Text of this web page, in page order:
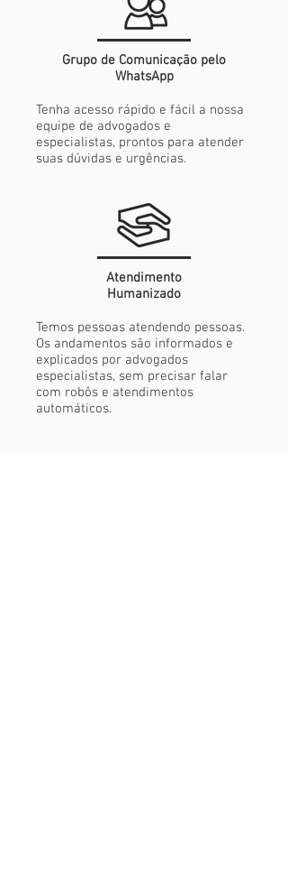
Grupo de Comunicação pelo
WhatsApp
Tenha acesso rápido e fácil a nossa
equipe de advogados e
especialistas, prontos para atender
suas dúvidas e urgências.
Atendimento
Humanizado
Temos pessoas atendendo pessoas.
Os andamentos são informados e
explicados por advogados
especialistas, sem precisar falar
com robôs e atendimentos
automáticos.